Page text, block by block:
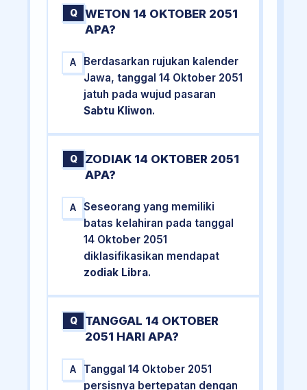
Q
WETON 14 OKTOBER 2051
APA?
A
Berdasarkan rujukan kalender
Jawa, tanggal 14 Oktober 2051
jatuh pada wujud pasaran
Sabtu Kliwon.
Q
ZODIAK 14 OKTOBER 2051
APA?
A
Seseorang yang memiliki
batas kelahiran pada tanggal
14 Oktober 2051
diklasifikasikan mendapat
zodiak Libra.
Q
TANGGAL 14 OKTOBER
2051 HARI APA?
A
Tanggal 14 Oktober 2051
persisnya bertepatan dengan